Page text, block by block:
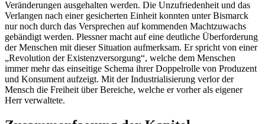
Veränderungen ausgehalten werden. Die Unzufriedenheit und das
Verlangen nach einer gesicherten Einheit konnten unter Bismarck
nur noch durch das Versprechen auf kommenden Machtzuwachs
gebändigt werden. Plessner macht auf eine deutliche Überforderung
der Menschen mit dieser Situation aufmerksam. Er spricht von einer
„Revolution der Existenzversorgung“, welche dem Menschen
immer mehr das einseitige Schema ihrer Doppelrolle von Produzent
und Konsument aufzeigt. Mit der Industrialisierung verlor der
Mensch die Freiheit über Bereiche, welche er vorher als eigener
Herr verwaltete.